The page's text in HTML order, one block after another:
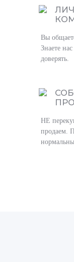
Вы
Знаете
доверять.
НЕ
продаем.